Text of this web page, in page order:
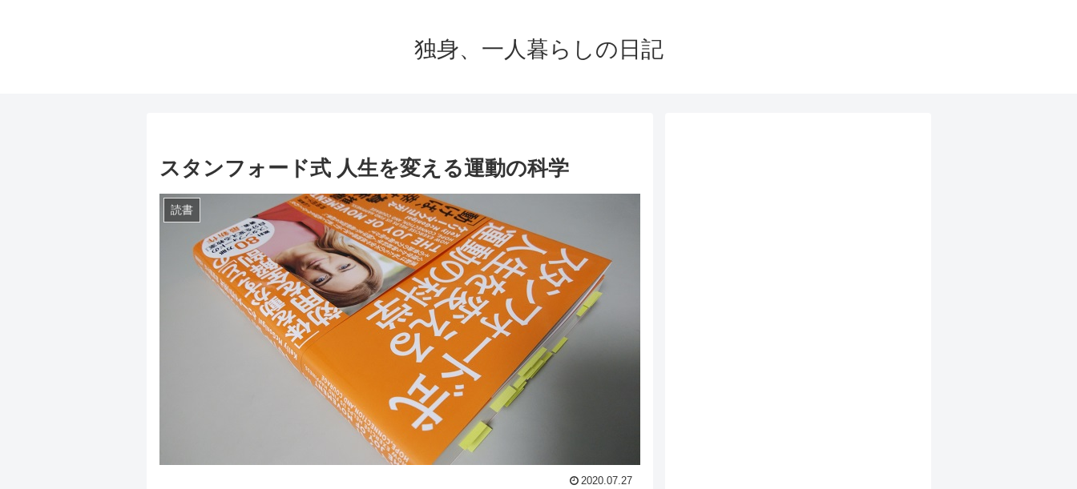
独身、一人暮らしの日記
スタンフォード式 人生を変える運動の科学
読書
2020.07.27